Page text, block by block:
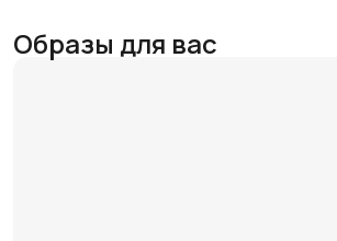
Образы для вас